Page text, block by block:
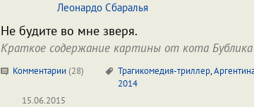
Леонардо Сбаралья
Не будите во мне зверя.
Краткое содержание картины от кота Бублика
Комментарии (28) Трагикомедия-триллер,
2014
15.06.2015